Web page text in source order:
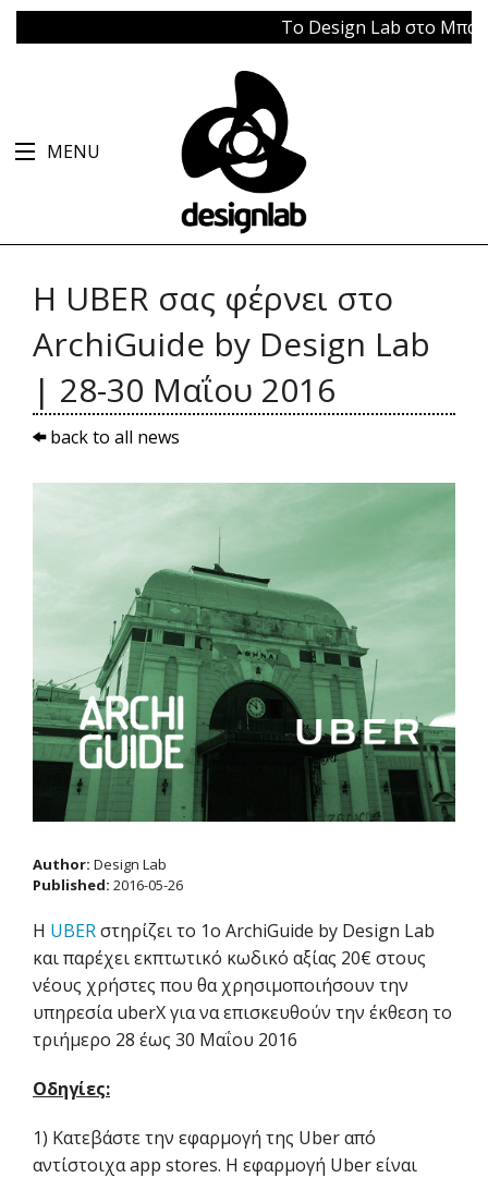
Το Design Lab στο
MENU
Η UBER σας φέρνει στο
ArchiGuide by Design Lab
| 28-30 Μαΐου 2016
back to all news
Author: Design Lab
Published: 2016-05-26
Η UBERστηρίζει το 1ο ArchiGuide by Design Lab
και παρέχει εκπτωτικό κωδικό αξίας 20€ στους
νέους χρήστες που θα χρησιμοποιήσουν την
υπηρεσία uberX για να επισκευθούν την έκθεση το
τριήμερο 28 έως 30 Μαΐου 2016
Οδηγίες:
1) Κατεβάστε την εφαρμογή της Uber από
αντίστοιχα app stores. Η εφαρμογή Uber είναι